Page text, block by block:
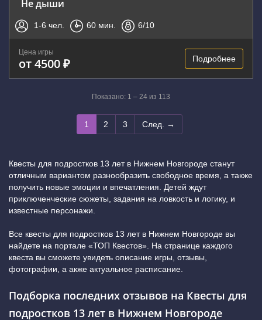
Не дыши
1-6 чел. 60 мин. 6/10
Цена игры
от 4500 ₽ Подробнее
Показано: 1 – 24 из 113
1 2 3 След. →
Квесты для подростков 13 лет в Нижнем Новгороде станут
отличным вариантом разнообразить свободное время, а также
получить новые эмоции и впечатления. Детей ждут
приключенческие сюжеты, задания на ловкость и логику, и
известные персонажи.
Все квесты для подростков 13 лет в Нижнем Новгороде вы
найдете на портале «ТОП Квестов». На странице каждого
квеста вы сможете увидеть описание игры, отзывы,
фотографии, а акже актуальное расписание.
Подборка последних отзывов на Квесты для
подростков 13 лет в Нижнем Новгороде